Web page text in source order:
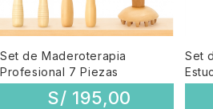
Set de Maderoterapia
Profesional 7 Piezas
S/ 195,00
Set